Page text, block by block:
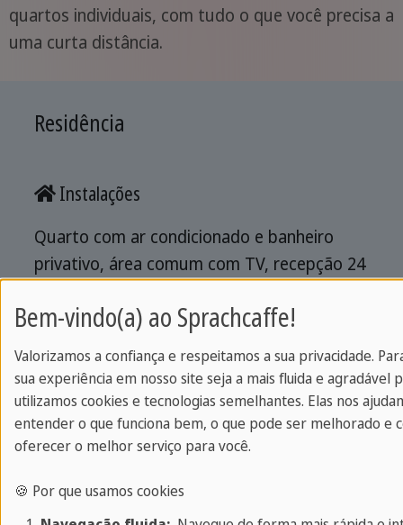
quartos individuais, com tudo o que você precisa a
uma curta distância.
Residência
Instalações
Quarto com ar condicionado e banheiro
privativo, área comum com TV, recepção 24
Localização
Localizado no centro de Playa del Carmen, a
apenas alguns minutos a pé da praia!
Wi-Fi
Bem-vindo(a) ao Sprachcaffe!
Valorizamos a confiança e respeitamos a sua privacidade.
sua experiência em nosso site seja a mais fluida e agradável
utilizamos cookies e tecnologias semelhantes. Elas nos
entender o que funciona bem, o que pode ser melhorado e
oferecer o melhor serviço para você.
🍪 Por que usamos cookies